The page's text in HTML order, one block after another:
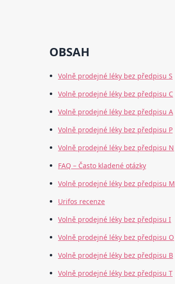
OBSAH
Volně prodejné léky bez předpisu S
Volně prodejné léky bez předpisu C
Volně prodejné léky bez předpisu A
Volně prodejné léky bez předpisu P
Volně prodejné léky bez předpisu N
FAQ – Často kladené otázky
Volně prodejné léky bez předpisu M
Urifos recenze
Volně prodejné léky bez předpisu I
Volně prodejné léky bez předpisu O
Volně prodejné léky bez předpisu B
Volně prodejné léky bez předpisu T